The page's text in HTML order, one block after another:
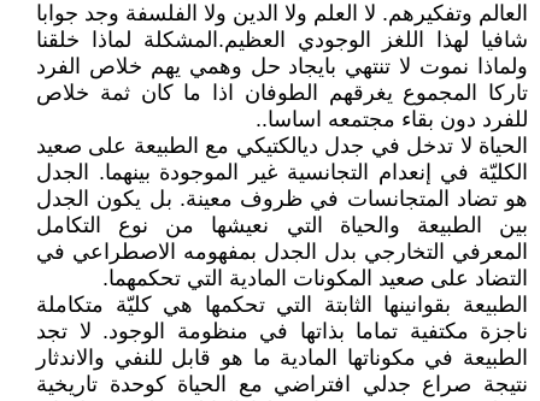
العالم وتفكيرهم. لا العلم ولا الدين ولا الفلسفة وجد جوابا
شافيا لهذا اللغز الوجودي العظيم.المشكلة لماذا خلقنا
ولماذا نموت لا تنتهي بايجاد حل وهمي يهم خلاص الفرد
تاركا المجموع يغرقهم الطوفان اذا ما كان ثمة خلاص
للفرد دون بقاء مجتمعه اساسا..
الحياة لا تدخل في جدل ديالكتيكي مع الطبيعة على صعيد
الكليّة في إنعدام التجانسية غير الموجودة بينهما. الجدل
هو تضاد المتجانسات في ظروف معينة. بل يكون الجدل
بين الطبيعة والحياة التي نعيشها من نوع التكامل
المعرفي التخارجي بدل الجدل بمفهومه الاصطراعي في
التضاد على صعيد المكونات المادية التي تحكمهما.
الطبيعة بقوانينها الثابتة التي تحكمها هي كليّة متكاملة
ناجزة مكتفية تماما بذاتها في منظومة الوجود. لا تجد
الطبيعة في مكوناتها المادية ما هو قابل للنفي والاندثار
نتيجة صراع جدلي افتراضي مع الحياة كوحدة تاريخية